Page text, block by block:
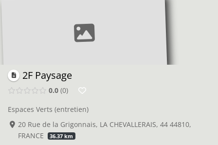
2F Paysage
0.0 0
Espaces Verts (entretien)
20 Rue de la Grigonnais, LA CHEVALLERAIS, 44 44810,
FRANCE
36.37 km